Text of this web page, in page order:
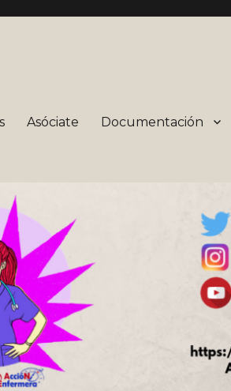
Asóciate Documentación